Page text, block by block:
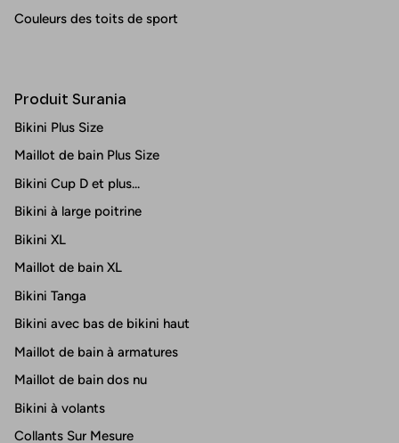
Couleurs des toits de sport
Produit Surania
Bikini Plus Size
Maillot de bain Plus Size
Bikini Cup D et plus...
Bikini à large poitrine
Bikini XL
Maillot de bain XL
Bikini Tanga
Bikini avec bas de bikini haut
Maillot de bain à armatures
Maillot de bain dos nu
Bikini à volants
Collants Sur Mesure